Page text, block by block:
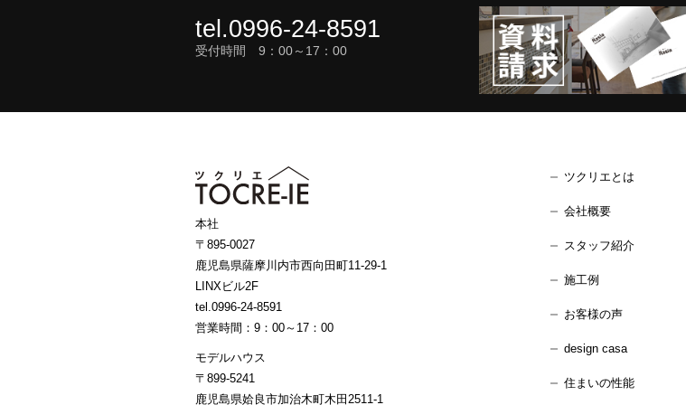
tel.0996-24-8591
受付時間 9：00～17：00
本社
〒895-0027
鹿児島県薩摩川内市西向田町11-29-1
LINXビル2F
tel.0996-24-8591
営業時間：9：00～17：00
モデルハウス
〒899-5241
鹿児島県姶良市加治木町木田2511-1
ツクリエとは
会社概要
スタッフ紹介
施工例
お客様の声
design casa
住まいの性能